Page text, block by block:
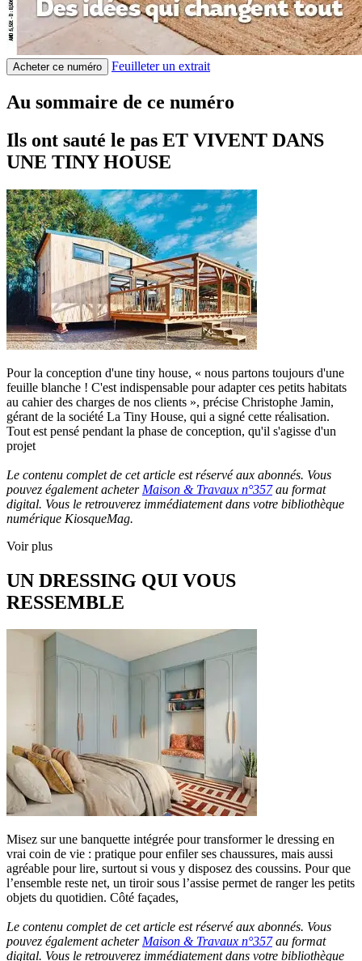
Acheter ce numéro Feuilleter un extrait
Au sommaire de ce numéro
Ils ont sauté le pas ET VIVENT DANS
UNE TINY HOUSE
Pour la conception d'une tiny house, « nous partons toujours d'une
feuille blanche ! C'est indispensable pour adapter ces petits habitats
au cahier des charges de nos clients », précise Christophe Jamin,
gérant de la société La Tiny House, qui a signé cette réalisation.
Tout est pensé pendant la phase de conception, qu'il s'agisse d'un
projet
Le contenu complet de cet article est réservé aux abonnés. Vous
pouvez également acheter Maison & Travaux n°357au format
digital. Vous le retrouverez immédiatement dans votre bibliothèque
numérique KiosqueMag.
Voir plus
UN DRESSING QUI VOUS
RESSEMBLE
Misez sur une banquette intégrée pour transformer le dressing en
vrai coin de vie : pratique pour enfiler ses chaussures, mais aussi
agréable pour lire, surtout si vous y disposez des coussins. Pour que
l’ensemble reste net, un tiroir sous l’assise permet de ranger les petits
objets du quotidien. Côté façades,
Le contenu complet de cet article est réservé aux abonnés. Vous
pouvez également acheterMaison & Travaux n°357au format
digital. Vous le retrouverez immédiatement dans votre bibliothèque